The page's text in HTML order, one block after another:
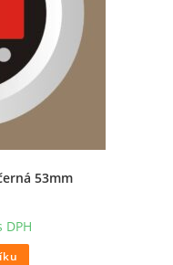
53mm
DPH